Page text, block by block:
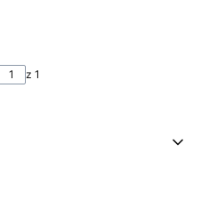
z 1